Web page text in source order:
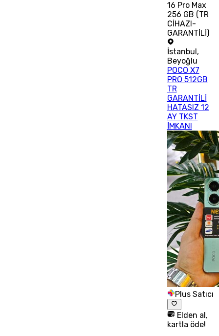
16 Pro Max
256 GB (TR
CİHAZI-
GARANTİLİ)
İstanbul ,
Beyoğlu
POCO X7
PRO 512GB
TR
GARANTİLİ
HATASIZ 12
AY TKST
İMKANI
Plus Satıcı
Elden al,
kartla öde!